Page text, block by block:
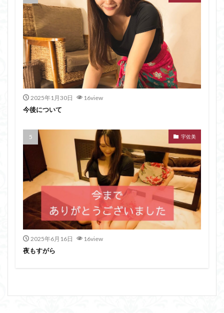
2025年1月30日 16view
今後について
宇佐美
2025年6月16日 16view
夜もすがら